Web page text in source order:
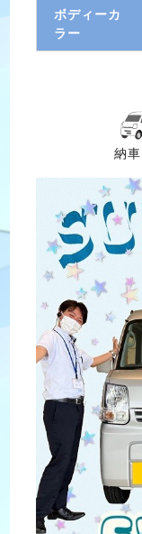
ボディーカ
ラー
納